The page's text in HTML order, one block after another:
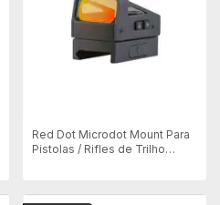
Red Dot Microdot Mount Para
Pistolas / Rifles de Trilho